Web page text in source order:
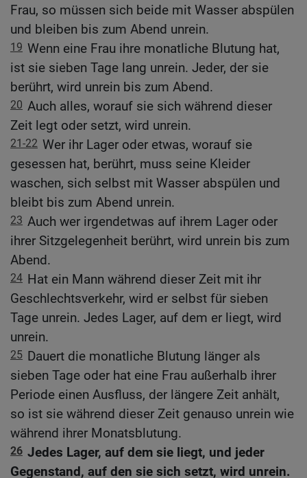
Frau, so müssen sich beide mit Wasser abspülen
und bleiben bis zum Abend unrein.
19 Wenn eine Frau ihre monatliche Blutung hat,
ist sie sieben Tage lang unrein. Jeder, der sie
berührt, wird unrein bis zum Abend.
20 Auch alles, worauf sie sich während dieser
Zeit legt oder setzt, wird unrein.
21-22 Wer ihr Lager oder etwas, worauf sie
gesessen hat, berührt, muss seine Kleider
waschen, sich selbst mit Wasser abspülen und
bleibt bis zum Abend unrein.
23 Auch wer irgendetwas auf ihrem Lager oder
ihrer Sitzgelegenheit berührt, wird unrein bis zum
Abend.
24 Hat ein Mann während dieser Zeit mit ihr
Geschlechtsverkehr, wird er selbst für sieben
Tage unrein. Jedes Lager, auf dem er liegt, wird
unrein.
25 Dauert die monatliche Blutung länger als
sieben Tage oder hat eine Frau außerhalb ihrer
Periode einen Ausfluss, der längere Zeit anhält,
so ist sie während dieser Zeit genauso unrein wie
während ihrer Monatsblutung.
26 Jedes Lager, auf dem sie liegt, und jeder
Gegenstand, auf den sie sich setzt, wird unrein.